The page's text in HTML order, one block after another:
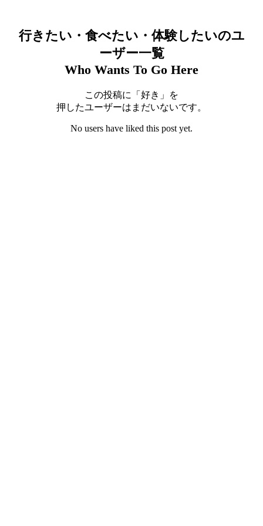
行きたい・食べたい・体験したいのユ
ーザー一覧
Who Wants To Go Here
この投稿に「好き」を
押したユーザーはまだいないです。
No users have liked this post yet.